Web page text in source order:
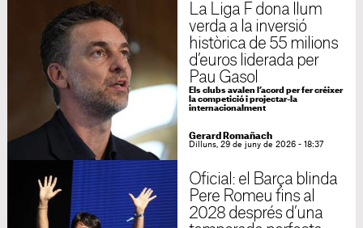
La Liga F dona llum
verda a la inversió
històrica de 55 milions
d’euros liderada per
Pau Gasol
Els clubs avalen l’acord per fer créixer
la competició i projectar-la
internacionalment
Gerard Romañach
Dilluns, 29 de juny de 2026 - 18:37
Oficial: el Barça blinda
Pere Romeu fins al
2028 després d’una